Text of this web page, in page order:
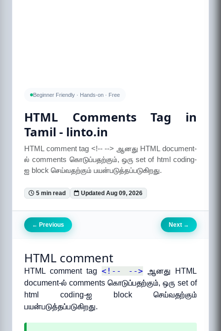
Beginner Friendly · Hands-on · Free
HTML Comments Tag in
Tamil - linto.in
HTML comment tag <!-- --> ஆனது HTML document-
ல் comments கொடுப்பதற்கும், ஒரு set of html coding-
ஐ block செய்வதற்கும் பயன்படுத்தப்படுகிறது.
5 min read Updated Aug 09, 2026
← Previous Next →
HTML comment
HTML comment tag <!-- --> ஆனது HTML
document-ல் comments கொடுப்பதற்கும், ஒரு set of
html coding-ஐ block செய்வதற்கும்
பயன்படுத்தப்படுகிறது.